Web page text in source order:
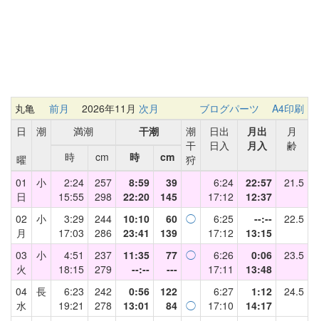
丸亀 前月 2026年11月 次月 ブログパーツ
A4印刷
日
曜
潮 満潮 干潮
潮
干
狩
日出
日入
月出
月入
月
齢
時
cm 時
cm
01
日
小
2:24
15:55
257
298
8:59
22:20
39
145
6:24
17:12
22:57
12:37
21.5
02
月
小
3:29
17:03
244
286
10:10
23:41
60
139
◯
6:25
17:12
--:--
13:15
22.5
03
火
小
4:51
18:15
237
279
11:35
--:--
77
---
◯
6:26
17:11
0:06
13:48
23.5
04
水
長
6:23
19:21
242
278
0:56
13:01
122
84 ◯
6:27
17:10
1:12
14:17
24.5